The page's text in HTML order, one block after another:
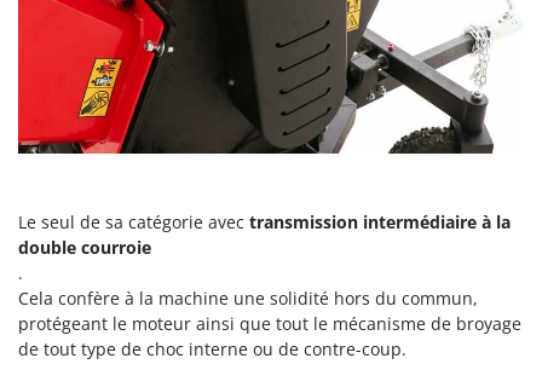
New O.M.R.A.
Nilfisk
Ninja
Novatec
Novital
NuovaFac
O
Officine Savioli
Oliviero
Le seul de sa catégorie avec transmission intermédiaire à la
double courroie
.
Cela confère à la machine une solidité hors du commun,
protégeant le moteur ainsi que tout le mécanisme de broyage
de tout type de choc interne ou de contre-coup.